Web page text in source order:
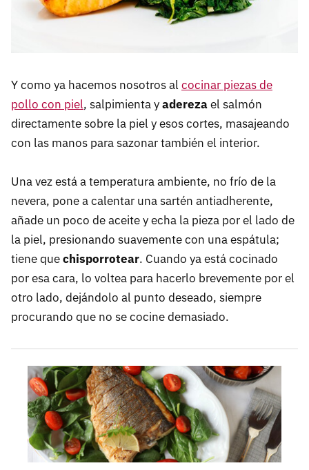
Y como ya hacemos nosotros al cocinar piezas de
pollo con piel, salpimienta yaderezael salmón
directamente sobre la piel y esos cortes, masajeando
con las manos para sazonar también el interior.
Una vez está a temperatura ambiente, no frío de la
nevera, pone a calentar una sartén antiadherente,
añade un poco de aceite y echa la pieza por el lado de
la piel, presionando suavemente con una espátula;
tiene quechisporrotear. Cuando ya está cocinado
por esa cara, lo voltea para hacerlo brevemente por el
otro lado, dejándolo al punto deseado, siempre
procurando que no se cocine demasiado.